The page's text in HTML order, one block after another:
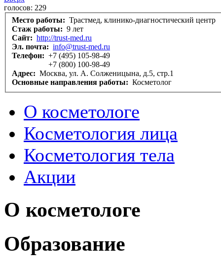
голосов: 229
Место работы: Трастмед, клинико-диагностический центр
Стаж работы: 9 лет
Сайт: http://trust-med.ru
Эл. почта: info@trust-med.ru
Телефон: +7 (495) 105-98-49
+7 (800) 100-98-49
Адрес: Москва, ул. А. Солженицына, д.5, стр.1
Основные направления работы: Косметолог
О косметологе
Косметология лица
Косметология тела
Акции
О косметологе
Образование